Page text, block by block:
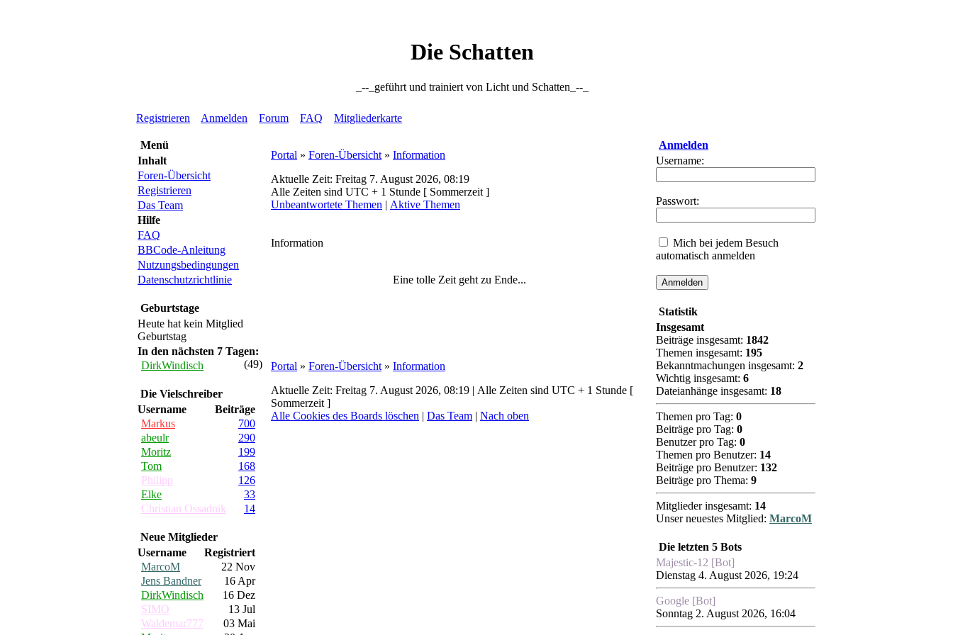
Die Schatten
_--_geführt und trainiert von Licht und Schatten_--_
Registrieren Anmelden Forum FAQ Mitgliederkarte
Menü
Inhalt
Foren-Übersicht
Registrieren
Das Team
Hilfe
FAQ
BBCode-Anleitung
Nutzungsbedingungen
Datenschutzrichtlinie
Geburtstage
Heute hat kein Mitglied
Geburtstag
In den nächsten 7 Tagen:
DirkWindisch
(49)
Die Vielschreiber
Username
Beiträge
Markus
700
abeulr
290
Moritz
199
Tom
168
Philipp
126
Elke
33
Christian Ossadnik
14
Neue Mitglieder
Username
Registriert
MarcoM
22 Nov
Jens Bandner
16 Apr
DirkWindisch
16 Dez
SIMO
13 Jul
Waldemar777
03 Mai
Portal » Foren-Übersicht » Information
Aktuelle Zeit: Freitag 7. August 2026, 08:19
Alle Zeiten sind UTC + 1 Stunde [ Sommerzeit ]
Unbeantwortete Themen | Aktive Themen
Information
Eine tolle Zeit geht zu Ende...
Portal » Foren-Übersicht » Information
Aktuelle Zeit: Freitag 7. August 2026, 08:19 | Alle Zeiten sind UTC + 1 Stunde [
Sommerzeit ]
Alle Cookies des Boards löschen | Das Team | Nach oben
Anmelden
Username:
Passwort:
Mich bei jedem Besuch
automatisch anmelden
Statistik
Insgesamt
Beiträge insgesamt: 1842
Themen insgesamt: 195
Bekanntmachungen insgesamt: 2
Wichtig insgesamt: 6
Dateianhänge insgesamt: 18
Themen pro Tag: 0
Beiträge pro Tag: 0
Benutzer pro Tag: 0
Themen pro Benutzer: 14
Beiträge pro Benutzer: 132
Beiträge pro Thema: 9
Mitglieder insgesamt: 14
Unser neuestes Mitglied: MarcoM
Die letzten 5 Bots
Majestic-12 [Bot]
Dienstag 4. August 2026, 19:24
Google [Bot]
Sonntag 2. August 2026, 16:04